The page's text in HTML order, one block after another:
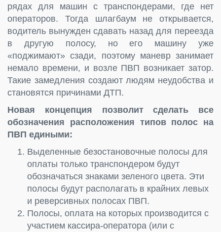
рядах для машин с транспондерами, где нет
операторов. Тогда шлагбаум не открывается,
водитель вынужден сдавать назад для переезда
в другую полосу, но его машину уже
«поджимают» сзади, поэтому маневр занимает
немало времени, и возле ПВП возникает затор.
Такие замедления создают людям неудобства и
становятся причинами ДТП.
Новая концепция позволит сделать все
обозначения расположения типов полос на
ПВП едиными:
Выделенные безостановочные полосы для
оплаты только транспондером будут
обозначаться знаками зеленого цвета. Эти
полосы будут располагать в крайних левых
и реверсивных полосах ПВП.
Полосы, оплата на которых производится с
участием кассира-оператора (или с